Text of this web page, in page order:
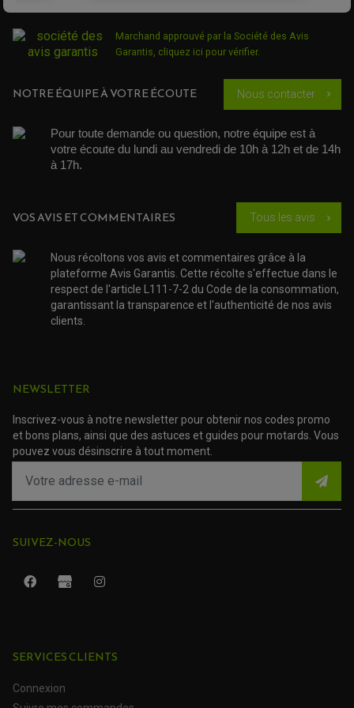
PNEUMATIQUE
CHAMBRE A AIR
COUVRE CARTER ET SLIDER
PROTECTION RADIATEUR
PROTECTION FOURCHE ET BRAS OSCILLANT
PROTECTION SILENCIEUX
PROTECTION LEVIER
ROULEMENT MOTO
TRANSMISSION
AMORTISSEUR DE COUPLE
EMBRAYAGE MOTO
KIT CHAÎNE MOTO
NOS MARQUES
ACCESSOIRE SCOOTER BMW
ACCESSOIRE SCOOTER GILERA
ACCESSOIRE SCOOTER KYMCO
ACCESSOIRE SCOOTER MBK
ACCESSOIRE SCOOTER PEUGEOT
ACCESSOIRE SCOOTER SUZUKI
ACCESSOIRE SCOOTER VESPA
QUAD
ACCESSOIRE ATELIER QUAD
OUTILLAGE QUAD
KIT ROULEMENT D'AMORTISSEUR
KIT ROULEMENT DE BRAS OSCILLANT
KIT RÉPARATION ENTRETOISE D'AMORTISSEUR
SUSPENSION
JOINT SPY
PLASTIQUES MOTO CROSS ET ENDURO
PLASTIQUES GASGAS
Marchand approuvé par la Société des Avis
Garantis, cliquez ici pour vérifier.
NOTRE ÉQUIPE À VOTRE ÉCOUTE Nous contacter chevron_right
Pour toute demande ou question, notre équipe est à
votre écoute du lundi au vendredi de 10h à 12h et de 14h
à 17h.
VOS AVIS ET COMMENTAIRES Tous les avis chevron_right
Nous récoltons vos avis et commentaires grâce à la
plateforme Avis Garantis. Cette récolte s'effectue dans le
respect de l'article L111-7-2 du Code de la consommation,
garantissant la transparence et l'authenticité de nos avis
clients.
NEWSLETTER
Inscrivez-vous à notre newsletter pour obtenir nos codes promo
et bons plans, ainsi que des astuces et guides pour motards. Vous
pouvez vous désinscrire à tout moment.
SUIVEZ-NOUS
SERVICES CLIENTS
Connexion